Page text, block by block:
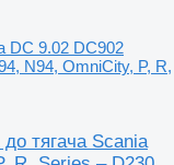
DC 9.02 DC902
N94, OmniCity, P, R,
тягача Scania